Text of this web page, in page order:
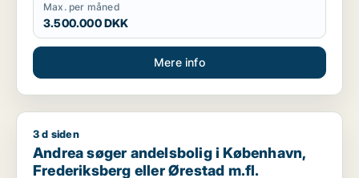
Max. per måned
3.500.000 DKK
Mere info
Andrea søger andelsbolig i København, Frederiksberg eller
3 d siden
Andrea søger andelsbolig i København,
Frederiksberg eller Ørestad m.fl.